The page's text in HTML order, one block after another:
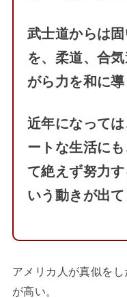
武士道からは
を、柔道、合
がら力を和に
近年になって
ートな生活に
て絶えず努力
いう動きが出て
アメリカ人が真似をし
が高い。